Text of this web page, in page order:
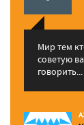
Мир тем
советую
говорить...